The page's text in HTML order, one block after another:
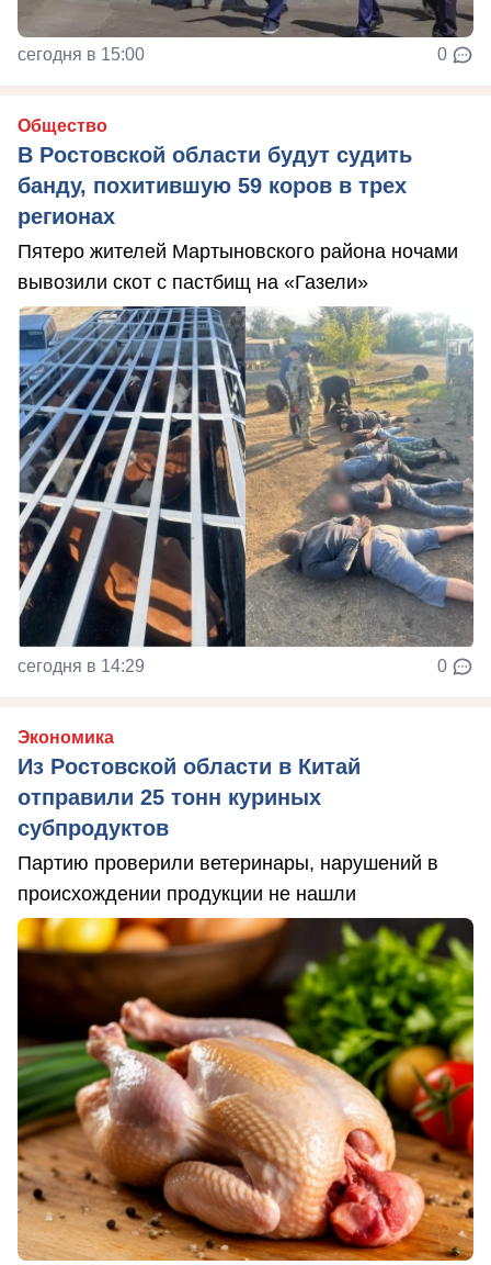
сегодня в 15:00 0
Общество
В Ростовской области будут судить
банду, похитившую 59 коров в трех
регионах
Пятеро жителей Мартыновского района ночами
вывозили скот с пастбищ на «Газели»
сегодня в 14:29 0
Экономика
Из Ростовской области в Китай
отправили 25 тонн куриных
субпродуктов
Партию проверили ветеринары, нарушений в
происхождении продукции не нашли